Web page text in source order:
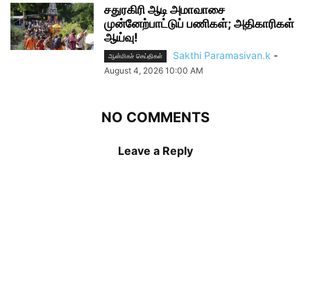
சதுரகிரி ஆடி அமாவாசை
முன்னேற்பாட்டுப் பணிகள்; அதிகாரிகள்
ஆய்வு!
ஆன்மிகச் செய்திகள் Sakthi Paramasivan.k -
August 4, 2026 10:00 AM
NO COMMENTS
Leave a Reply